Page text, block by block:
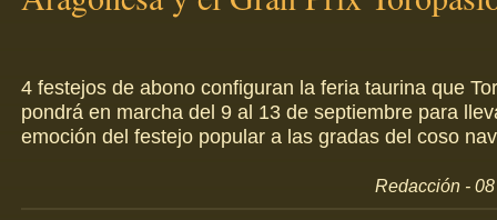
4 festejos de abono configuran la feria taurina que
pondrá en marcha del 9 al 13 de septiembre para
emoción del festejo popular a las gradas del coso
Redacción -